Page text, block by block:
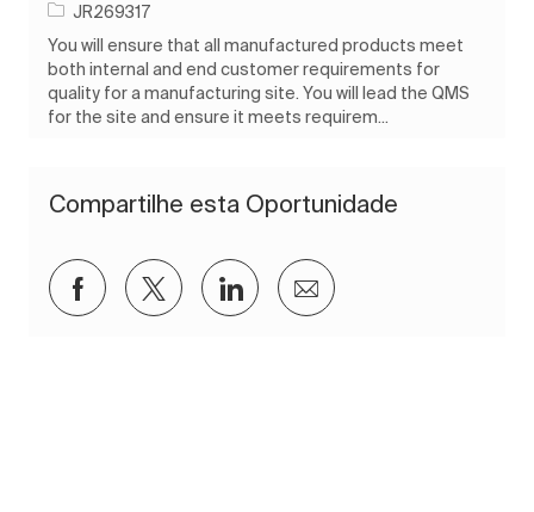
ID do trabalho
JR269317
You will ensure that all manufactured products meet
both internal and end customer requirements for
quality for a manufacturing site. You will lead the QMS
for the site and ensure it meets requirem...
Compartilhe esta Oportunidade
Compartilhar via Facebook
Compartilhar via twitter
Compartilhar via LinkedIn
Compartilhar por